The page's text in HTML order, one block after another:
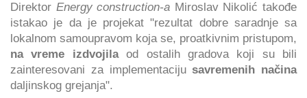
Direktor Energy construction-a Miroslav Nikolić takođe
istakao je da je projekat "rezultat dobre saradnje sa
lokalnom samoupravom koja se, proatkivnim pristupom,
na vreme izdvojilaod ostalih gradova koji su bili
zainteresovani za implementacijusavremenih načina
daljinskog grejanja".